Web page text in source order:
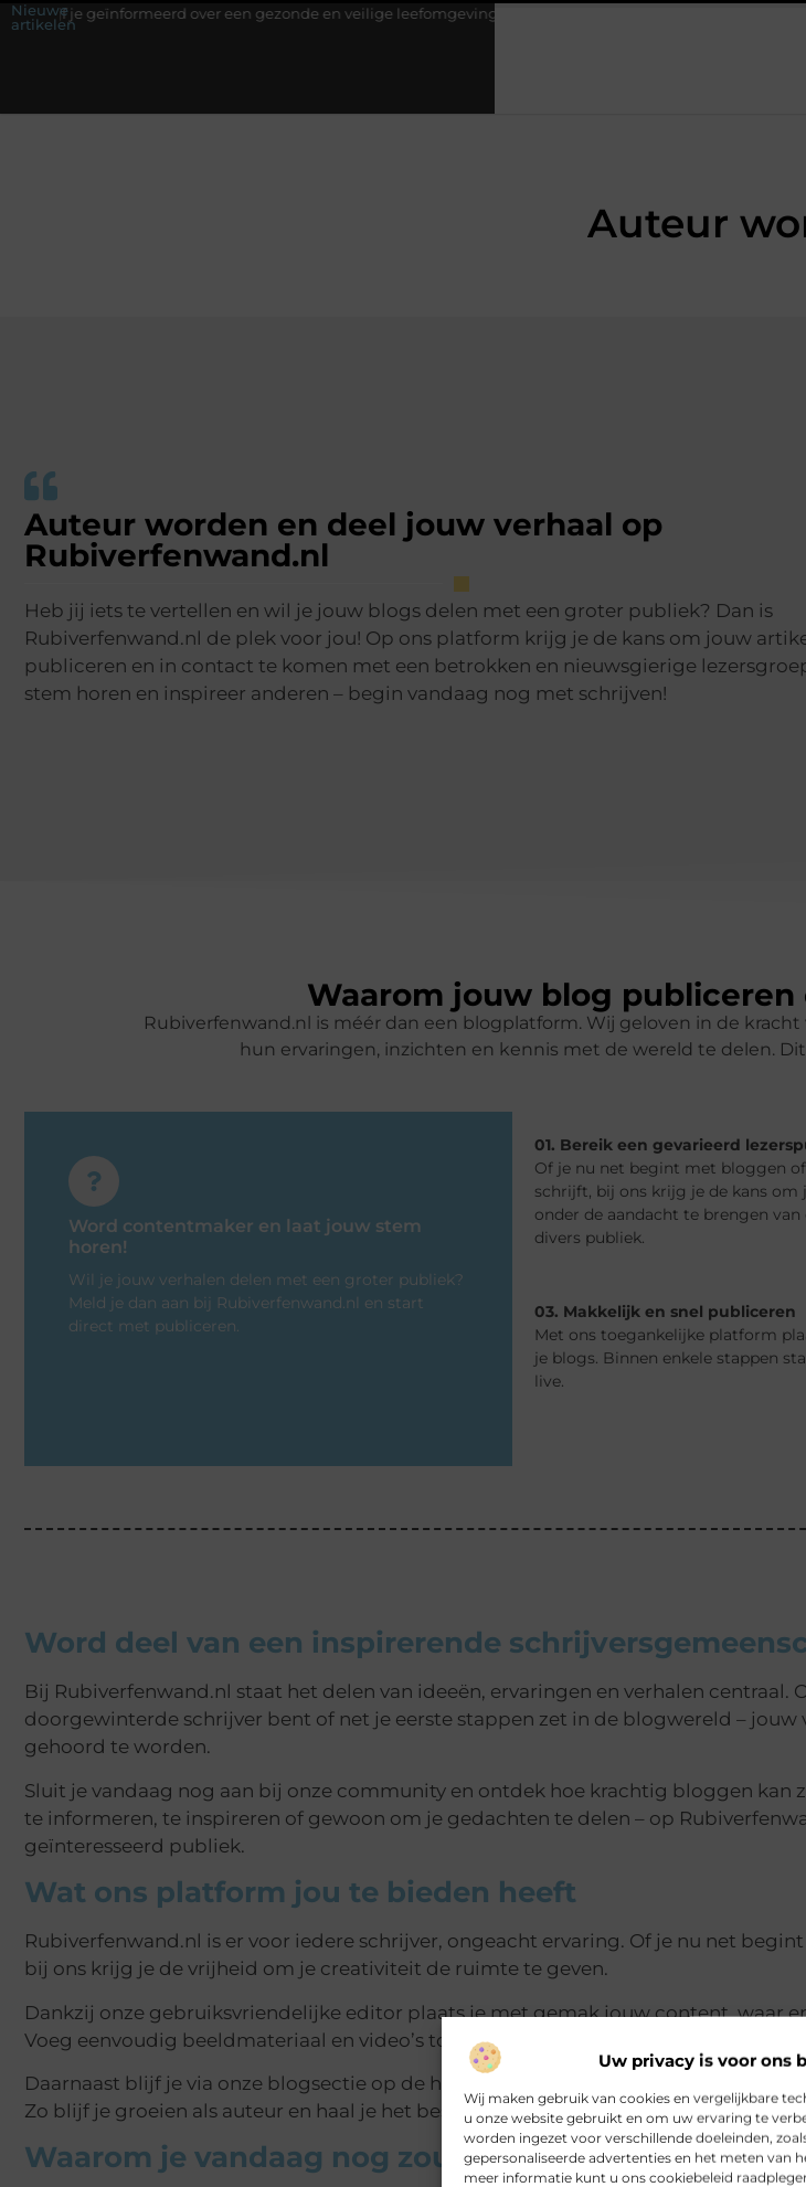
Uw privacy is voor ons
Wij maken gebruik van cookies en vergelijkbare
u onze website gebruikt en om uw ervaring te
worden ingezet voor verschillende doeleinden,
gepersonaliseerde advertenties en het meten van
meer informatie kunt u ons cookiebeleid
Nieuwe
artikelen
over een gezonde en veilige leefomgeving Waarom een werkschakelaar onmisbaar is bij veel
Auteur
Auteur worden en deel jouw verhaal op
Rubiverfenwand.nl
Heb jij iets te vertellen en wil je jouw blogs delen met een groter publiek? Dan is
Rubiverfenwand.nl de plek voor jou! Op ons platform krijg je de kans om jouw
publiceren en in contact te komen met een betrokken en nieuwsgierige
stem horen en inspireer anderen – begin vandaag nog met schrijven!
Waarom jouw blog
Rubiverfenwand.nl is méér dan een blogplatform. Wij geloven in de
hun ervaringen, inzichten en kennis met de wereld te delen.
Word contentmaker en laat jouw stem
horen!
Wil je jouw verhalen delen met een groter publiek?
Meld je dan aan bij Rubiverfenwand.nl en start
direct met publiceren.
01. Bereik een gevarieerd
Of je nu net begint met bloggen
schrijft, bij ons krijg je de kans om
onder de aandacht te brengen van
divers publiek.
03. Makkelijk en snel publiceren
Met ons toegankelijke platform
je blogs. Binnen enkele stappen
live.
Word deel van een inspirerende
Bij Rubiverfenwand.nl staat het delen van ideeën, ervaringen en verhalen centraal.
doorgewinterde schrijver bent of net je eerste stappen zet in de blogwereld – jouw
gehoord te worden.
Sluit je vandaag nog aan bij onze community en ontdek hoe krachtig bloggen kan
te informeren, te inspireren of gewoon om je gedachten te delen – op
geïnteresseerd publiek.
Wat ons platform jou te bieden heeft
Rubiverfenwand.nl is er voor iedere schrijver, ongeacht ervaring. Of je nu net
bij ons krijg je de vrijheid om je creativiteit de ruimte te geven.
Dankzij onze gebruiksvriendelijke editor plaats je met gemak jouw content, waar
Voeg eenvoudig beeldmateriaal en video’s toe om je verhaal tot leven te brengen.
Daarnaast blijf je via onze blogsectie op de hoogte van de nieuwste
Zo blijf je groeien als auteur en haal je het beste uit jouw blogavontuur.
Waarom je vandaag nog zou moeten aanmelden